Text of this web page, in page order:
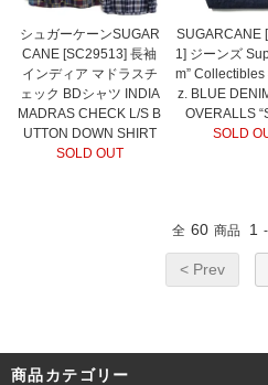
シュガーケーンSUGAR
CANE [SC29513] 長袖
インディア マドラスチ
ェック BDシャツ INDIA
MADRAS CHECK L/S B
UTTON DOWN SHIRT
SOLD OUT
SUGARCANE
1] ジーンズ
m”
z. BLUE
OVERALLS
SOLD
全 60 商品 1 -
< Prev
商品カテゴリー